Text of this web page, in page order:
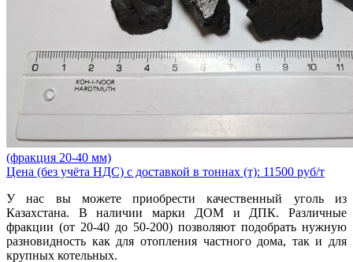
(фракция 20-40 мм)
Цена (без учёта НДС) с доставкой в тоннах (т): 11500 руб/т
У нас вы можете приобрести качественный уголь из
Казахстана. В наличии марки ДОМ и ДПК. Различные
фракции (от 20-40 до 50-200) позволяют подобрать нужную
разновидность как для отопления частного дома, так и для
крупных котельных.